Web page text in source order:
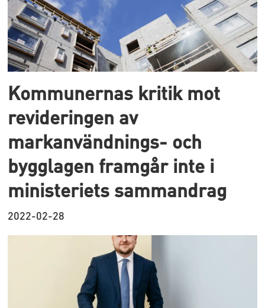
Kommunernas kritik mot
revideringen av
markanvändnings- och
bygglagen framgår inte i
ministeriets sammandrag
2022-02-28